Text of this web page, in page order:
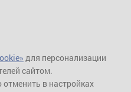
для персонализации
сайтом.
в настройках